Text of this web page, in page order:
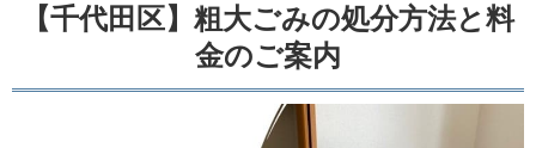
【千代田区】粗大ごみの処分方法と料
金のご案内